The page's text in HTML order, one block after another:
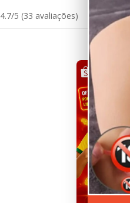
4.7/5 (33 avaliações)